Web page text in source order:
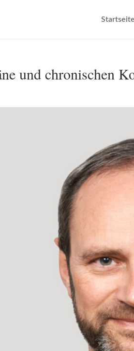
Startseite
und chronischen